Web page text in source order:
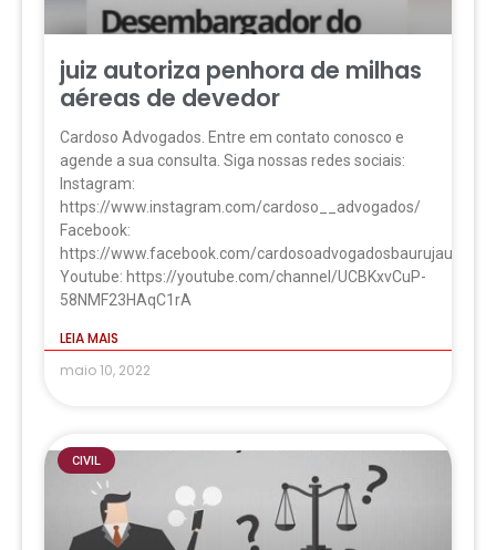
juiz autoriza penhora de milhas
aéreas de devedor
Cardoso Advogados. Entre em contato conosco e
agende a sua consulta. Siga nossas redes sociais:
Instagram:
https://www.instagram.com/cardoso__advogados/
Facebook:
https://www.facebook.com/cardosoadvogadosbaurujau
Youtube: https://youtube.com/channel/UCBKxvCuP-
58NMF23HAqC1rA
LEIA MAIS
maio 10, 2022
CIVIL